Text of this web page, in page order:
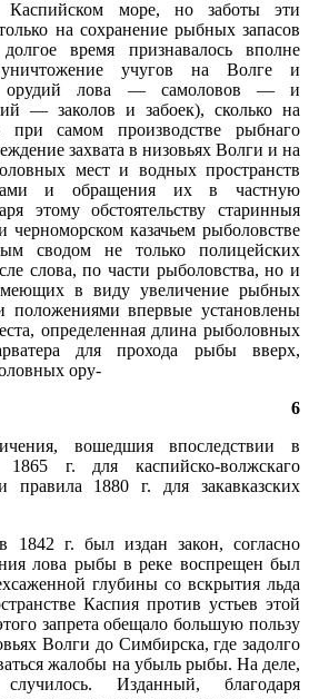
море, но заботы эти
на сохранение рыбных запасов
время признавалось вполне
учугов на Волге и
орудий лова — самоловов — и
— заколов и забоек), сколько на
при самом производстве рыбнаго
захвата в низовьях Волги и на
мест и водных пространств
и обращения их в частную
этому обстоятельству старинныя
казачьем рыболовстве
сводом не только полицейских
слова, по части рыболовства, но и
в виду увеличение рыбных
положениями впервые установлены
определенная длина рыболовных
для прохода рыбы вверх,
ору-
6
вошедшия впоследствии в
г. для каспийско-волжскаго
правила 1880 г. для закавказских
г. был издан закон, согласно
лова рыбы в реке воспрещен был
глубины со вскрытия льда
Каспия против устьев этой
запрета обещало большую пользу
Волги до Симбирска, где задолго
жалобы на убыль рыбы. На деле,
Изданный, благодаря